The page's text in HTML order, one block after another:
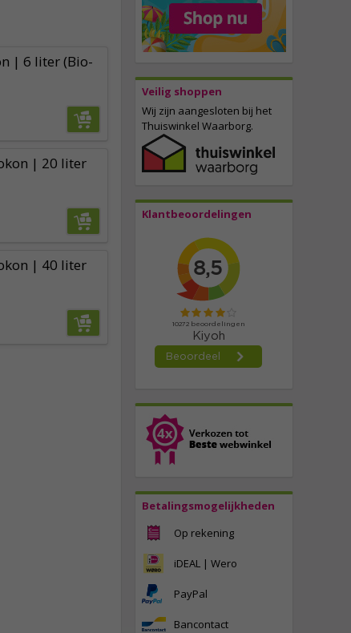
Veilig shoppen
Wij zijn aangesloten bij het
Thuiswinkel Waarborg.
Klantbeoordelingen
Betalingsmogelijkheden
Op rekening
iDEAL | Wero
PayPal
Bancontact
| 6 liter (Bio-
| 20 liter
| 40 liter